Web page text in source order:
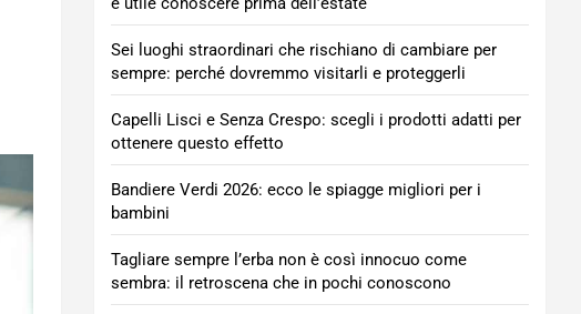
Sei luoghi straordinari che rischiano di cambiare per
sempre: perché dovremmo visitarli e proteggerli
Capelli Lisci e Senza Crespo: scegli i prodotti adatti per
ottenere questo effetto
Bandiere Verdi 2026: ecco le spiagge migliori per i
bambini
Tagliare sempre l’erba non è così innocuo come
sembra: il retroscena che in pochi conoscono